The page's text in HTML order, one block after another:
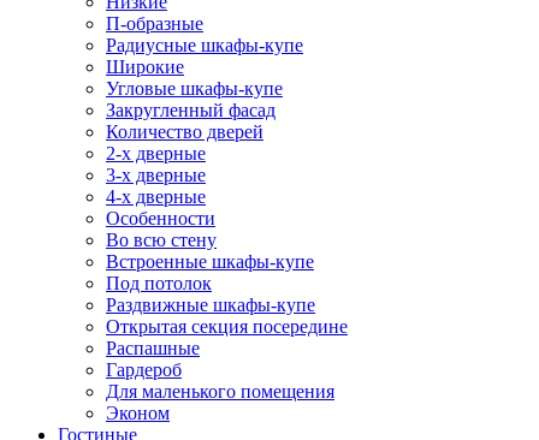
П-образные
Радиусные шкафы-купе
Широкие
Угловые шкафы-купе
Закругленный фасад
Количество дверей
2-х дверные
3-х дверные
4-х дверные
Особенности
Во всю стену
Встроенные шкафы-купе
Под потолок
Раздвижные шкафы-купе
Открытая секция посередине
Распашные
Гардероб
Для маленького помещения
Эконом
Гостиные